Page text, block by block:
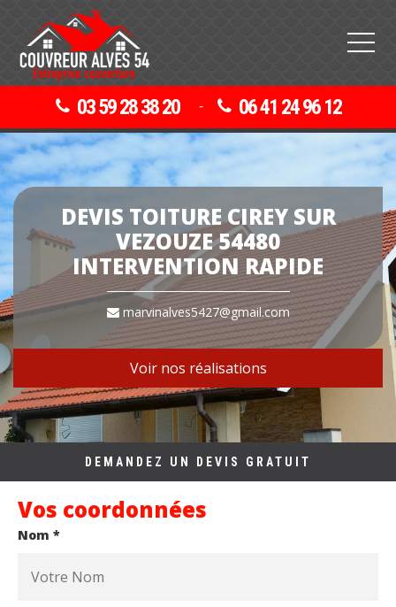
03 59 28 38 20 - 06 41 24 96 12
DEVIS TOITURE CIREY SUR
VEZOUZE 54480
INTERVENTION RAPIDE
marvinalves5427@gmail.com
Voir nos réalisations
DEMANDEZ UN DEVIS GRATUIT
Vos coordonnées
Nom *